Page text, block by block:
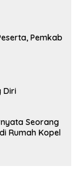
Pemkab
Diri
Seorang
Rumah Kopel